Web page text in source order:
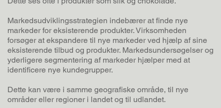
Markedsudviklingsstrategien indebærer at finde nye
markeder for eksisterende produkter. Virksomheden
forsøger at ekspandere til nye markeder ved hjælp af sine
eksisterende tilbud og produkter. Markedsundersøgelser og
yderligere segmentering af markeder hjælper med at
identificere nye kundegrupper.
Dette kan være i samme geografiske område, til nye
områder eller regioner i landet og til udlandet.